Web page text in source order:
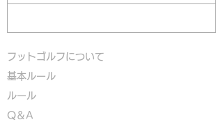
フットゴルフについて
基本ルール
ルール
Q＆A